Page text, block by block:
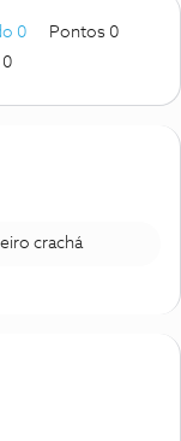
0
Pontos 0
0
crachá